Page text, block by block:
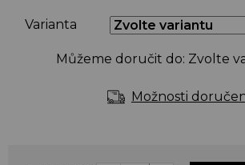
Varianta
Můžeme doručit do: Zvolte
Možnosti